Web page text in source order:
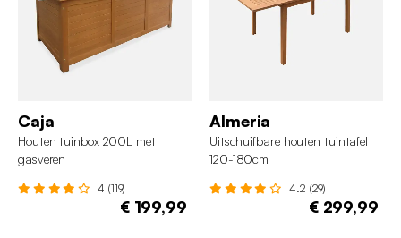
Caja
Houten tuinbox 200L met
gasveren
4 (119)
€ 199,99
Almeria
Uitschuifbare houten tuintafel
120-180cm
4.2 (29)
€ 299,99